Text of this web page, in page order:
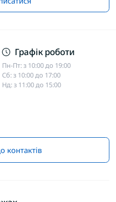
Графік роботи
Пн-Пт: з 10:00 до 19:00
Сб: з 10:00 до 17:00
Нд: з 11:00 до 15:00
контактів